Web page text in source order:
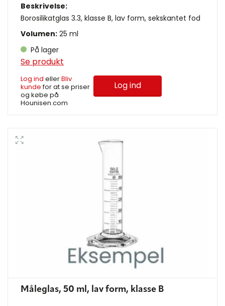
Beskrivelse:
Borosilikatglas 3.3, klasse B, lav form, sekskantet fod
Volumen: 25 ml
På lager
Se produkt
Log ind ellerBliv
kundefor at se priser
og købe på
Hounisen.com
Log ind
Måleglas, 50 ml, lav form, klasse B